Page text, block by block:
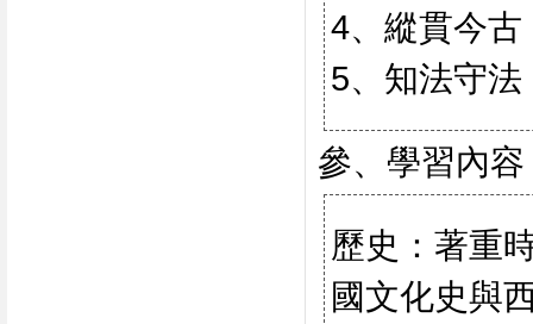
4、縱貫今
5、知法守
參、學習內容
歷史：著重
國文化史與